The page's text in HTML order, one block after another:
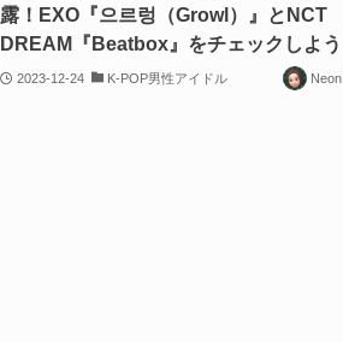
露！EXO『으르렁（Growl）』とNCT
DREAM『Beatbox』をチェックしよう
2023-12-24 K-POP男性アイドル Neon